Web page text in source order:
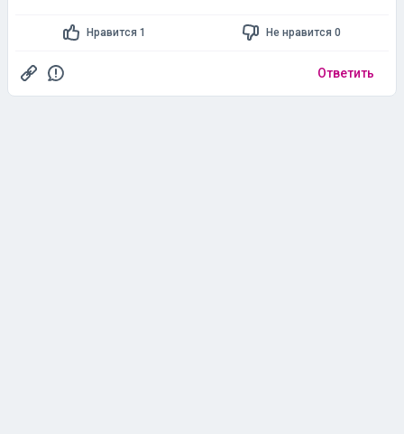
Нравится 1 Не нравится 0
Ответить